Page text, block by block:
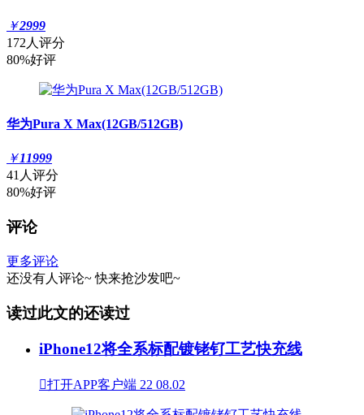
￥2999
172人评分
80%好评
华为Pura X Max(12GB/512GB)
￥11999
41人评分
80%好评
评论
更多评论
还没有人评论~ 快来抢沙发吧~
读过此文的还读过
iPhone12将全系标配镀铑钌工艺快充线
打开APP客户端 22 08.02